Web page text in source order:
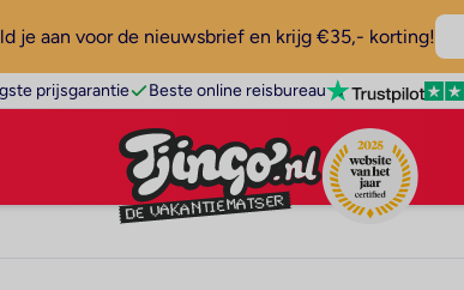
je aan voor de nieuwsbrief en krijg €35,- korting!
prijsgarantie Beste online reisbureau